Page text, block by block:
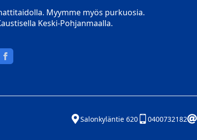
Myymme myös purkuosia.
Keski-Pohjanmaalla.
Salonkyläntie 620 0400732182